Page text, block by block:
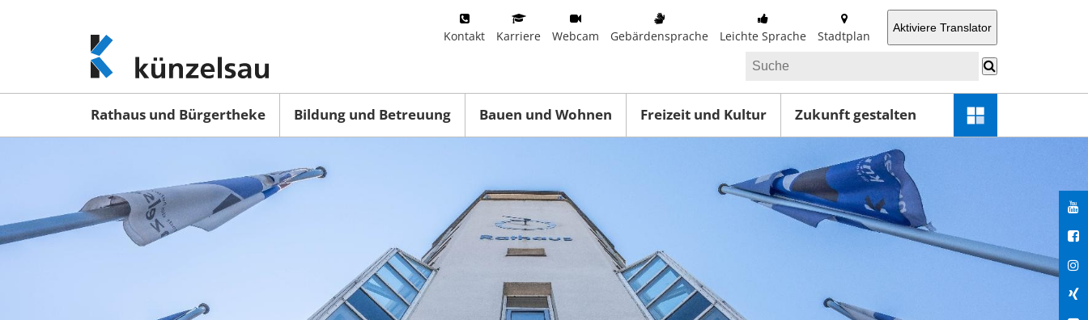
www.kuenzelsau.de
(zur
Startseite)
Kontakt Karriere Webcam Gebärdensprache Leichte Sprache Stadtplan
Aktiviere Translator
Rathaus und Bürgertheke Bildung und Betreuung Bauen und Wohnen Freizeit und Kultur Zukunft gestalten
Schnellzugriff-
Menü